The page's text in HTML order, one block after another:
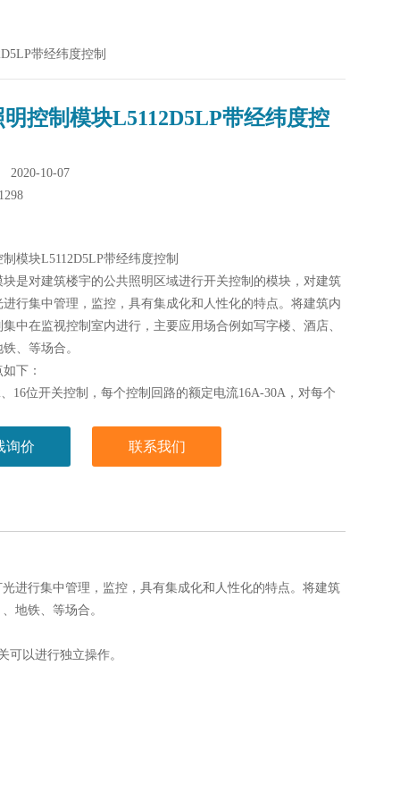
带经纬度控制
控制模块L5112D5LP带经纬度控
2020-10-07
模块L5112D5LP带经纬度控制
块是对建筑楼宇的公共照明区域进行开关控制的模块，对建筑
进行集中管理，监控，具有集成化和人性化的特点。将建筑内
中在监视控制室内进行，主要应用场合例如写字楼、酒店、
、等场合。
下：
16位开关控制，每个控制回路的额定电流16A-30A，对每个
询价 联系我们
进行集中管理，监控，具有集成化和人性化的特点。将建筑
地铁、等场合。
可以进行独立操作。